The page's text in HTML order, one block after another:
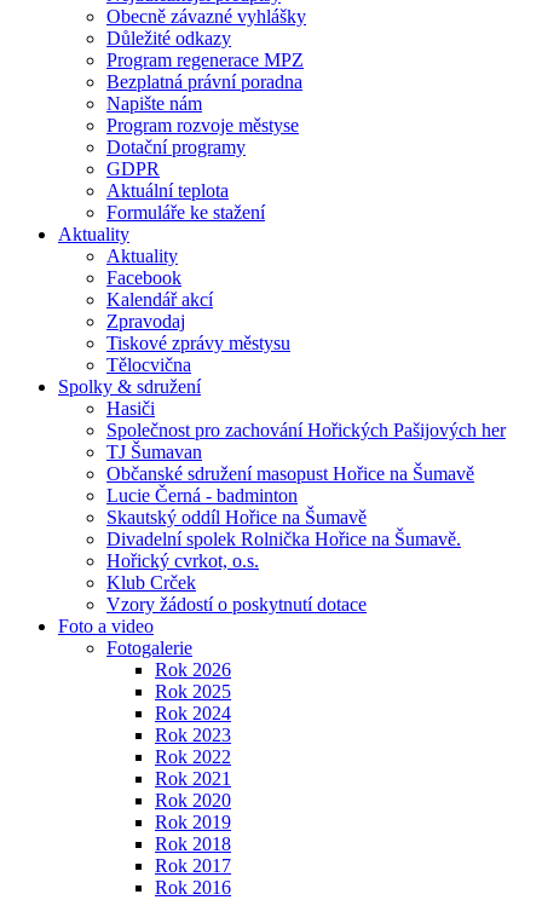
Obecně závazné vyhlášky
Důležité odkazy
Program regenerace MPZ
Bezplatná právní poradna
Napište nám
Program rozvoje městyse
Dotační programy
GDPR
Aktuální teplota
Formuláře ke stažení
Aktuality
Aktuality
Facebook
Kalendář akcí
Zpravodaj
Tiskové zprávy městysu
Tělocvična
Spolky & sdružení
Hasiči
Společnost pro zachování Hořických Pašijových her
TJ Šumavan
Občanské sdružení masopust Hořice na Šumavě
Lucie Černá - badminton
Skautský oddíl Hořice na Šumavě
Divadelní spolek Rolnička Hořice na Šumavě.
Hořický cvrkot, o.s.
Klub Crček
Vzory žádostí o poskytnutí dotace
Foto a video
Fotogalerie
Rok 2026
Rok 2025
Rok 2024
Rok 2023
Rok 2022
Rok 2021
Rok 2020
Rok 2019
Rok 2018
Rok 2017
Rok 2016